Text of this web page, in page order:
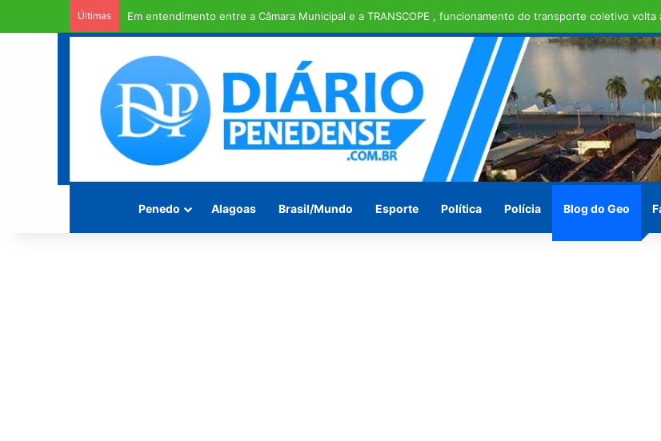
Últimas Em entendimento entre a Câmara Municipal e a TRANSCOPE , funcionamento do transporte coletivo
Penedo Alagoas Brasil/Mundo Esporte Política Polícia Blog do Geo